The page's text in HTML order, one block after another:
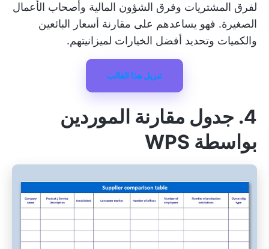
لفرق المشتريات وفرق الشؤون المالية وأصحاب الأعمال
الصغيرة. فهو يساعدهم على مقارنة أسعار البائعين
والكميات وتحديد أفضل الخيارات لميزانيتهم.
تنزيل هذا القالب
4. جدول مقارنة الموردين
بواسطة WPS